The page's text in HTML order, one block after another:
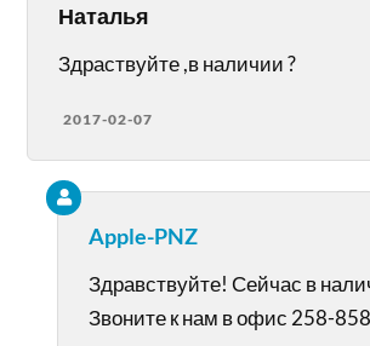
Наталья
Здраствуйте ,в наличии ?
2017-02-07
Apple-PNZ
Здравствуйте! Сейчас в
Звоните к нам в офис 258-